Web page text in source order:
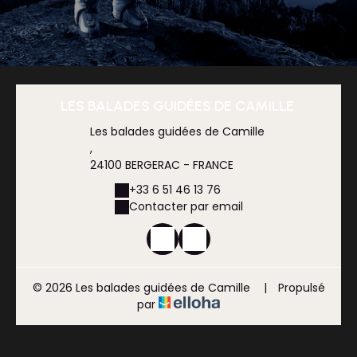
Les balades guidées de Camille
,
24100 BERGERAC - FRANCE
+33 6 51 46 13 76
Contacter par email
© 2026 Les balades guidées de Camille |
Propulsé
par